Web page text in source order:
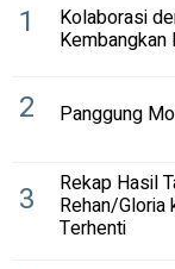
1 Kolaborasi
2 Panggung
3 Rekap Hasil
Rehan/Gloria
Terhenti